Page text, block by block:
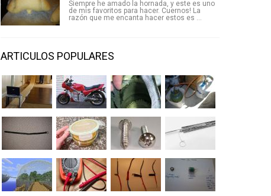
Siempre he amado la hornada, y este es uno
de mis favoritos para hacer. Cuernos! La
razón que me encanta hacer estos es ...
ARTICULOS POPULARES